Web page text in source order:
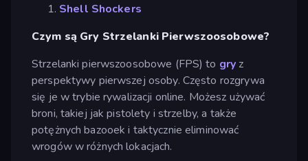
Shell Shockers
Czym są Gry Strzelanki Pierwszoosobowe?
Strzelanki pierwszoosobowe (FPS) to gry z
perspektywy pierwszej osoby. Często rozgrywa
się je w trybie rywalizacji online. Możesz używać
broni, takiej jak pistolety i strzelby, a także
potężnych bazooek i taktycznie eliminować
wrogów w różnych lokacjach.